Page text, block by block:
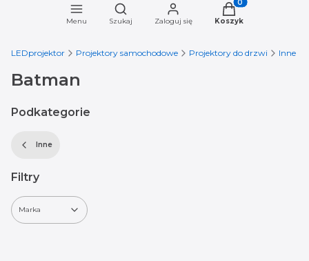
Menu
Otwórz wyszukiwarkę
Szukaj Zaloguj się
Produkty w
Koszyk
LEDprojektor Projektory samochodowe Projektory do drzwi Inne
Batman
Podkategorie
Inne
Filtry
Marka